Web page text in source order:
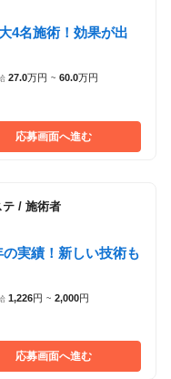
4名施術！効果が出
27.0万円 ~ 60.0万円
応募画面へ進む
テ / 施術者
実績！新しい技術も
1,226円 ~ 2,000円
応募画面へ進む